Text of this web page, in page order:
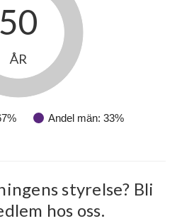
Andel män: 33%
50
ÅR
styrelse? Bli
hos oss.